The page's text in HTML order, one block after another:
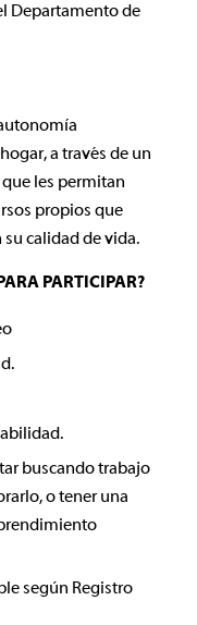
Departamento de
a través de un
les permitan
propios que
calidad de vida.
PARTICIPAR?
buscando trabajo
o tener una
según Registro